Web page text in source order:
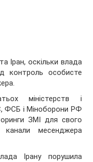
оскільки влада
контроль особисте
міністерств і
ФСБ і Міноборони РФ
ЗМІ для свого
канали месенджера
Ірану порушила